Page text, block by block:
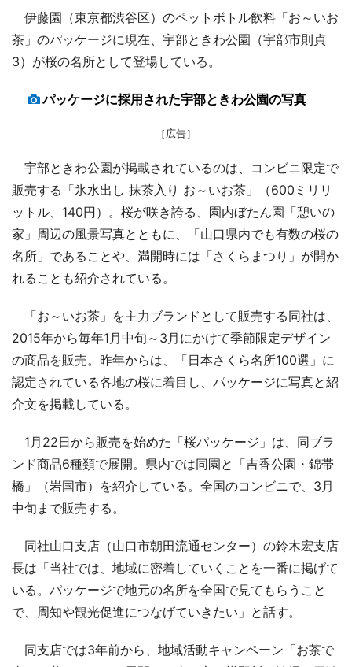
伊藤園（東京都渋谷区）のペットボトル飲料「お～いお
茶」のパッケージに現在、宇部ときわ公園（宇部市則貞
3）が桜の名所として登場している。
パッケージに採用された宇部ときわ公園の写真
［広告］
宇部ときわ公園が掲載されているのは、コンビニ限定で
販売する「氷水出し 抹茶入り お～いお茶」（600ミリリ
ットル、140円）。桜が咲き誇る、園内ぼたん園「憩いの
家」周辺の風景写真とともに、「山口県内でも有数の桜の
名所」であることや、満開時には「さくらまつり」が開か
れることも紹介されている。
「お～いお茶」を主力ブランドとして販売する同社は、
2015年から毎年1月中旬～3月にかけて季節限定デザイン
の商品を販売。昨年からは、「日本さくら名所100選」に
認定されている各地の桜に着目し、パッケージに写真と紹
介文を掲載している。
1月22日から販売を始めた「桜パッケージ」は、同ブラ
ンド商品6種類で展開。県内では同園と「吉香公園・錦帯
橋」（岩国市）を紹介している。全国のコンビニで、3月
中旬まで販売する。
同社山口支店（山口市朝田流通センター）の鈴木宏支店
長は「当社では、地域に密着していくことを一番に掲げて
いる。パッケージで地元の名所を全国で見てもらうこと
で、周知や観光促進につなげていきたい」と話す。
同支店では3年前から、地域活動キャンペーン「お茶で